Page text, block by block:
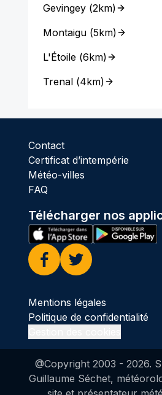
Gevingey(2km)
Montaigu(5km)
L'Étoile(6km)
Trenal(4km)
Contact
Certificat d’intempérie
Météo-villes
FAQ
Télécharger nos
Facebook
Twitter
Mentions légales
Politique de confidentialité
@Copyright 2003 - 2026.
Guillaume Séchet,